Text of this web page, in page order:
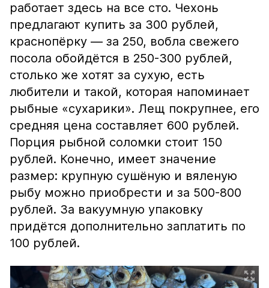
работает здесь на все сто. Чехонь
предлагают купить за 300 рублей,
краснопёрку — за 250, вобла свежего
посола обойдётся в 250-300 рублей,
столько же хотят за сухую, есть
любители и такой, которая напоминает
рыбные «сухарики». Лещ покрупнее, его
средняя цена составляет 600 рублей.
Порция рыбной соломки стоит 150
рублей. Конечно, имеет значение
размер: крупную сушёную и вяленую
рыбу можно приобрести и за 500-800
рублей. За вакуумную упаковку
придётся дополнительно заплатить по
100 рублей.